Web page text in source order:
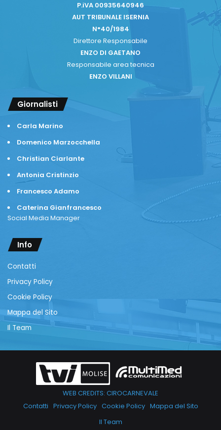
P.iVA 00935640946
AUT TRIBUNALE ISERNIA
N°40/1984
Direttore Responsabile
ENZO DI GAETANO
Responsabile area tecnica
ENZO VILLANI
Giornalisti
Carla Marino
Domenico Marzocchella
Christian Ciarlante
Antonia Cristinzio
Francesco Adamo
Caterina Gianfrancesco
Social Media Manager
Info
Contatti
Privacy Policy
Cookie Policy
Mappa del Sito
Il Team
WEB CREDITS: CIROCARNEVALE
Contatti Privacy Policy Cookie Policy Mappa del Sito
Il Team